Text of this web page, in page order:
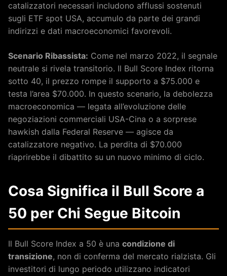
catalizzatori necessari includono afflussi sostenuti
sugli ETF spot USA, accumulo da parte dei grandi
indirizzi e dati macroeconomici favorevoli.
Scenario Ribassista: Come nel marzo 2022, il segnale
neutrale si rivela transitorio. Il Bull Score Index ritorna
sotto 40, il prezzo rompe il supporto a $75.000 e
testa l’area $70.000. In questo scenario, la debolezza
macroeconomica — legata all’evoluzione delle
negoziazioni commerciali USA-Cina o a sorprese
hawkish dalla Federal Reserve — agisce da
catalizzatore negativo. La perdita di $70.000
riaprirebbe il dibattito su un nuovo minimo di ciclo.
Cosa Significa il Bull Score a
50 per Chi Segue Bitcoin
Il Bull Score Index a 50 è una condizione di
transizione, non di conferma del mercato rialzista. Gli
investitori di lungo periodo utilizzano indicatori